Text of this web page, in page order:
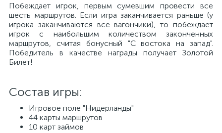
Побеждает игрок, первым сумевшим провести все
шесть маршрутов. Если игра заканчивается раньше (у
игрока заканчиваются все вагончики), то побеждает
игрок с наибольшим количеством законченных
маршрутов, считая бонусный "С востока на запад".
Победитель в качестве награды получает Золотой
Билет!
Состав игры:
Игровое поле "Нидерланды"
44 карты маршрутов
10 карт займов